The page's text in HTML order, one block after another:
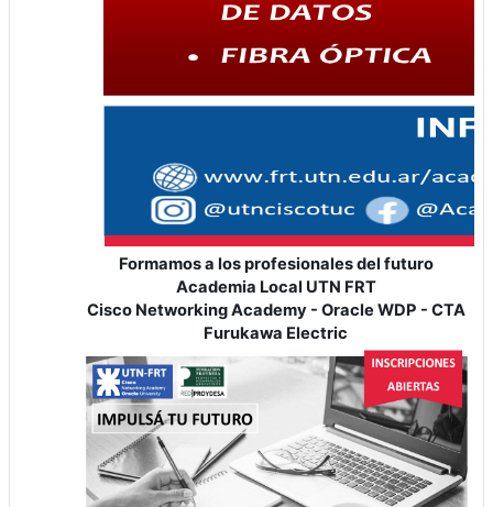
Formamos a los profesionales del futuro
Academia Local UTN FRT
Cisco Networking Academy - Oracle WDP - CTA
Furukawa Electric